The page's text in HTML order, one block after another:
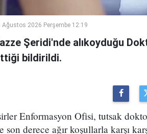
Ağustos 2026 Perşembe 12:19
Şeridi'nde alıkoyduğu
bildirildi.
Enformasyon Ofisi, tutsak
son derece ağır koşullarla karşı